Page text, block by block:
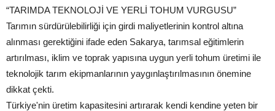
“TARIMDA TEKNOLOJİ VE YERLİ TOHUM VURGUSU”
Tarımın sürdürülebilirliği için girdi maliyetlerinin kontrol altına
alınması gerektiğini ifade eden Sakarya, tarımsal eğitimlerin
artırılması, iklim ve toprak yapısına uygun yerli tohum üretimi ile
teknolojik tarım ekipmanlarının yaygınlaştırılmasının önemine
dikkat çekti.
Türkiye'nin üretim kapasitesini artırarak kendi kendine yeten bir